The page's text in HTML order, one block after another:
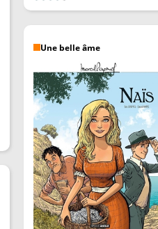
Une belle âme